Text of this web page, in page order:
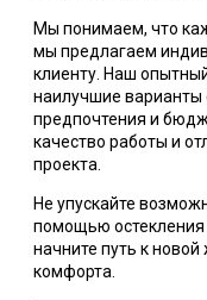
Мы понимаем, что
мы предлагаем
клиенту. Наш
наилучшие варианты
предпочтения и
качество работы и
проекта.
Не упускайте
помощью остекления
начните путь к
комфорта.